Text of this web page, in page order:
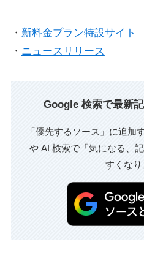
・ 新料金プラン特設サイト
・ ニュースリリース
Google 検索で最新
「優先するソース」に追加
や AI 検索で「気になる、
すくなり